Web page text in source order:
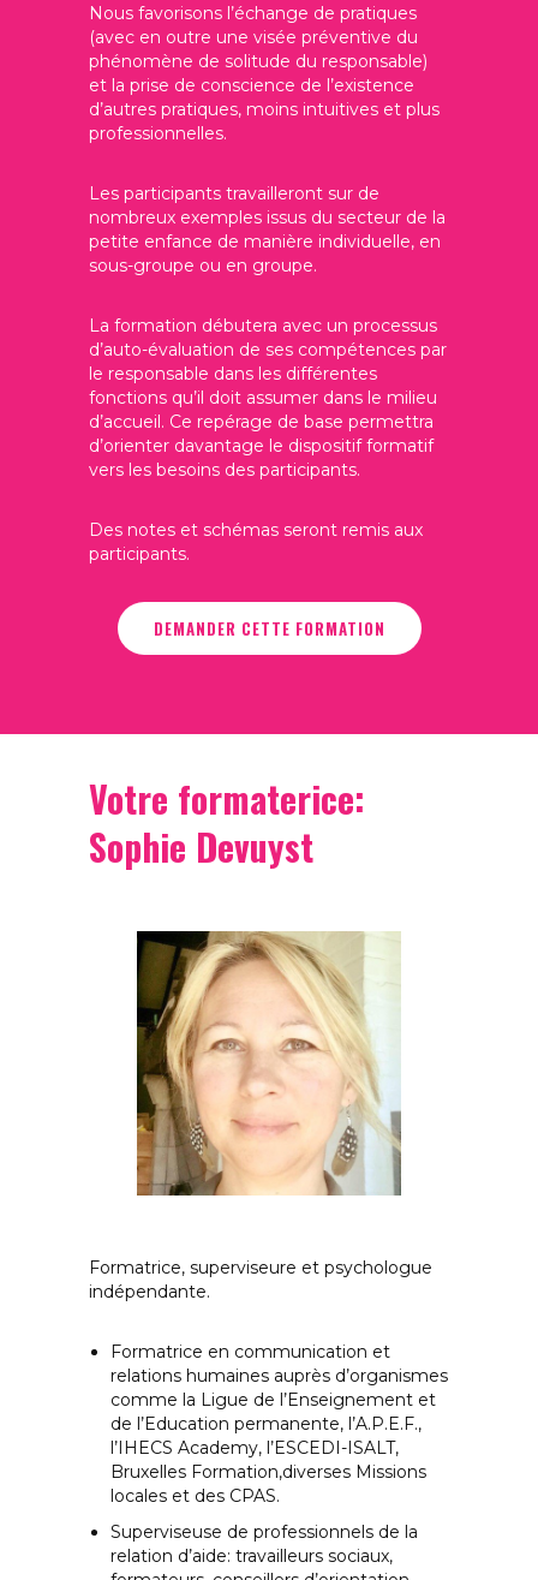
Nous favorisons l’échange de pratiques
(avec en outre une visée préventive du
phénomène de solitude du responsable)
et la prise de conscience de l’existence
d’autres pratiques, moins intuitives et plus
professionnelles.
Les participants travailleront sur de
nombreux exemples issus du secteur de la
petite enfance de manière individuelle, en
sous-groupe ou en groupe.
La formation débutera avec un processus
d’auto-évaluation de ses compétences par
le responsable dans les différentes
fonctions qu’il doit assumer dans le milieu
d’accueil. Ce repérage de base permettra
d’orienter davantage le dispositif formatif
vers les besoins des participants.
Des notes et schémas seront remis aux
participants.
DEMANDER CETTE FORMATION
Votre formaterice:
Sophie Devuyst
Sophie Devuyst
Formatrice
Formatrice, superviseure et psychologue
indépendante.
Formatrice en communication et
relations humaines auprès d’organismes
comme la Ligue de l’Enseignement et
de l’Education permanente, l’A.P.E.F.,
l’IHECS Academy, l’ESCEDI-ISALT,
Bruxelles Formation,diverses Missions
locales et des CPAS.
Superviseuse de professionnels de la
relation d’aide: travailleurs sociaux,